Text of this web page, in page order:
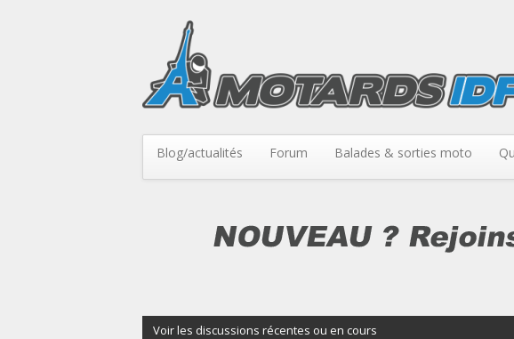
Blog/actualités Forum Balades & sorties moto
Voir les discussions récentes ou en cours